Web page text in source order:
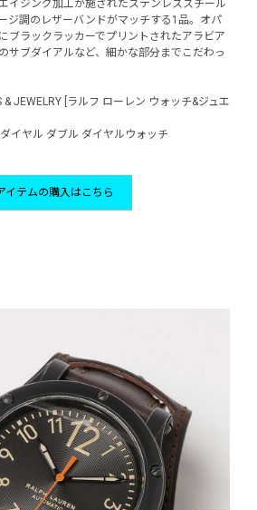
イジング加工が施されたステンレススチール
ジ調のレザーバンドがマッチする1品。オパ
ブラックラッカーでプリントされたアラビア
サブダイアルなど、細かな部分までこだわっ
& JEWELRY [ラルフ ローレン ウォッチ&ジュエ
イヤル ダブル ダイヤルウォッチ
イテムの購入はこちら